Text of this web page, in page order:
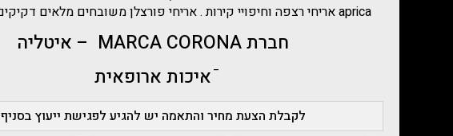
apricaאריחי רצפה וחיפויי קירות . אריחי פורצלן משובחים מלאים דקיקים
חברת MARCA CORONA – איטליה
ֿאיכות ארופאית
לקבלת הצעת מחיר והתאמה יש להגיע לפגישת ייעוץ בסניף